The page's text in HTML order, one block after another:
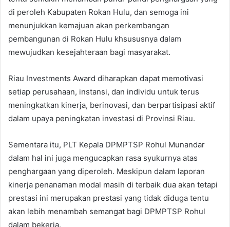
di peroleh Kabupaten Rokan Hulu, dan semoga ini
menunjukkan kemajuan akan perkembangan
pembangunan di Rokan Hulu khsususnya dalam
mewujudkan kesejahteraan bagi masyarakat.
Riau Investments Award diharapkan dapat memotivasi
setiap perusahaan, instansi, dan individu untuk terus
meningkatkan kinerja, berinovasi, dan berpartisipasi aktif
dalam upaya peningkatan investasi di Provinsi Riau.
Sementara itu, PLT Kepala DPMPTSP Rohul Munandar
dalam hal ini juga mengucapkan rasa syukurnya atas
penghargaan yang diperoleh. Meskipun dalam laporan
kinerja penanaman modal masih di terbaik dua akan tetapi
prestasi ini merupakan prestasi yang tidak diduga tentu
akan lebih menambah semangat bagi DPMPTSP Rohul
dalam bekerja.